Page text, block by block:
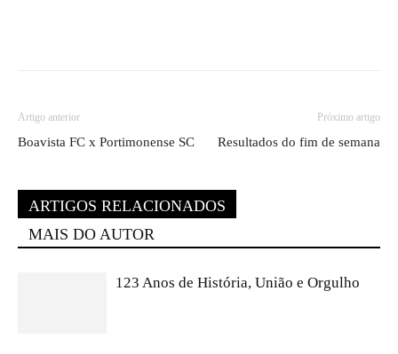
Artigo anterior
Boavista FC x Portimonense SC
Próximo artigo
Resultados do fim de semana
ARTIGOS RELACIONADOS
MAIS DO AUTOR
123 Anos de História, União e Orgulho